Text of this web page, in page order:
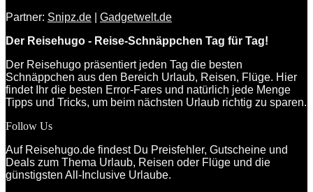
Partner: Snipz.de
Gadgetwelt.de
Der Reisehugo - Reise-Schnäppchen Tag für Tag!
Der Reisehugo präsentiert jeden Tag die besten
Schnäppchen aus den Bereich Urlaub, Reisen, Flüge. Hier
findet Ihr die besten Error-Fares und natürlich jede Menge
Tipps und Tricks, um beim nächsten Urlaub richtig zu sparen.
Follow Us
Auf Reisehugo.de findest Du Preisfehler, Gutscheine und
Deals zum Thema Urlaub, Reisen oder Flüge und die
günstigsten All-Inclusive Urlaube.